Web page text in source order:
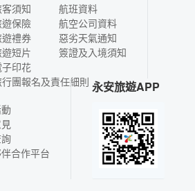
須知
保險
禮券
短片
子印花
航班資料
航空公司資料
惡劣天氣通知
簽證及入境須知
團報名及責任細則
合作平台
永安旅遊APP